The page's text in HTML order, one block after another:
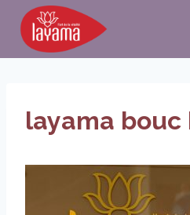
Aller
contenu
layama bouc